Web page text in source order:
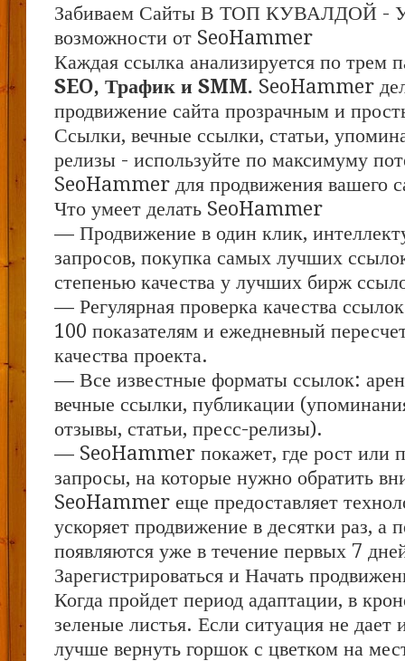
Забиваем Сайты В ТОП КУВАЛДОЙ -
возможности от SeoHammer
Каждая ссылка анализируется по трем
SEO, Трафик и SMM. SeoHammer
продвижение сайта прозрачным и
Ссылки, вечные ссылки, статьи,
релизы - используйте по максимуму
SeoHammer для продвижения вашего
Что умеет делать SeoHammer
— Продвижение в один клик,
запросов, покупка самых лучших
степенью качества у лучших бирж
— Регулярная проверка качества
100 показателям и ежедневный
качества проекта.
— Все известные форматы ссылок:
вечные ссылки, публикации
отзывы, статьи, пресс-релизы).
— SeoHammer покажет, где рост или
запросы, на которые нужно обратить
SeoHammer еще предоставляет
ускоряет продвижение в десятки раз, а
появляются уже в течение первых 7
Зарегистрироваться и Начать
Когда пройдет период адаптации, в
зеленые листья. Если ситуация не дает
лучше вернуть горшок с цветком на